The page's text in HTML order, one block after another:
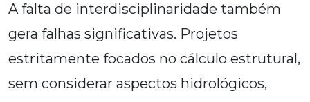
A falta de interdisciplinaridade também
gera falhas significativas. Projetos
estritamente focados no cálculo estrutural,
sem considerar aspectos hidrológicos,